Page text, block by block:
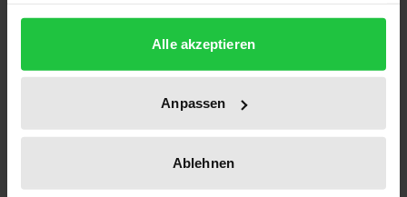
gesammelt haben.
Alle akzeptieren
Anpassen
Ablehnen
Umweltpolitik sind oft nicht hinreichend bekannt.
In dieser Hinsicht will der vorliegende Band eine
Lücke schließen. Es sollen nicht nur die
institutionellen Voraussetzungen und spezifischen
Erfolgsbedingungen von kooperativer Umweltpolitik